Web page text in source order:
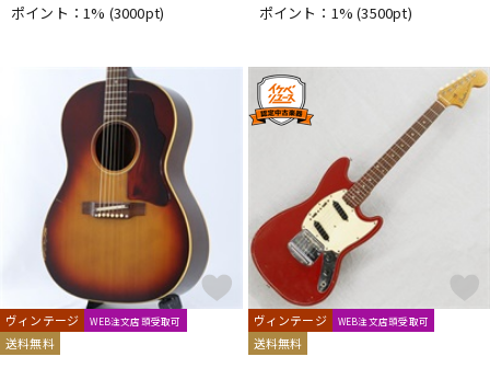
ポイント：1% (3000pt) ポイント：1%(3500pt)
ヴィンテージ WEB注文店頭受取可
送料無料
ヴィンテージ WEB注文店頭受取可
送料無料